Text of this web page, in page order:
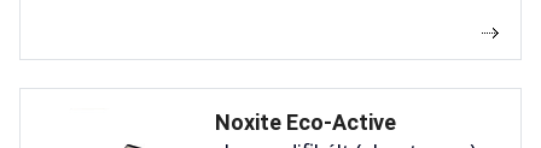
Noxite Eco-Active